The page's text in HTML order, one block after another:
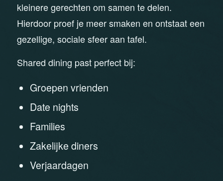
kleinere gerechten om samen te delen.
Hierdoor proef je meer smaken en ontstaat een
gezellige, sociale sfeer aan tafel.
Shared dining past perfect bij:
Groepen vrienden
Date nights
Families
Zakelijke diners
Verjaardagen